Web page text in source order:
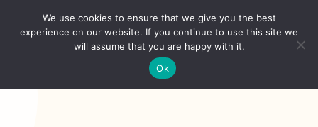
We use cookies to ensure that we give you the best
experience on our website. If you continue to use this site we
will assume that you are happy with it.
Ok